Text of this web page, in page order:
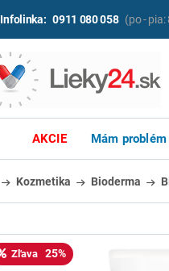
Infolinka: 0911 080 058 (po - pia:
AKCIE Mám problém
Kozmetika Bioderma
Zľava 25%